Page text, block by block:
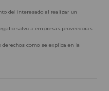
del interesado al realizar un
o salvo a empresas proveedoras
como se explica en la